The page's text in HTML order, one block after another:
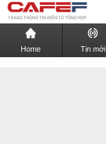
Home Tin mới